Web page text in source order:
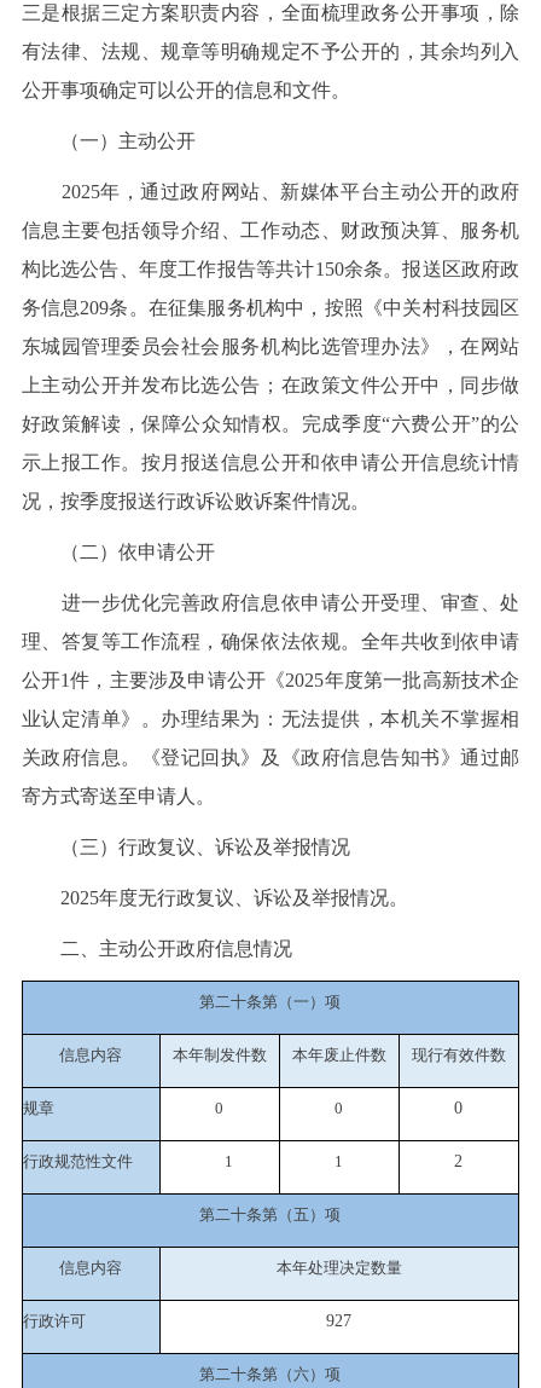
三是根据三定方案职责内容，全面梳理政务公开事项，除
有法律、法规、规章等明确规定不予公开的，其余均列入
公开事项确定可以公开的信息和文件。
（一）主动公开
2025年，通过政府网站、新媒体平台主动公开的政府
信息主要包括领导介绍、工作动态、财政预决算、服务机
构比选公告、年度工作报告等共计150余条。报送区政府政
务信息209条。在征集服务机构中，按照《中关村科技园区
东城园管理委员会社会服务机构比选管理办法》，在网站
上主动公开并发布比选公告；在政策文件公开中，同步做
好政策解读，保障公众知情权。完成季度“六费公开”的公
示上报工作。按月报送信息公开和依申请公开信息统计情
况，按季度报送行政诉讼败诉案件情况。
（二）依申请公开
进一步优化完善政府信息依申请公开受理、审查、处
理、答复等工作流程，确保依法依规。全年共收到依申请
公开1件，主要涉及申请公开《2025年度第一批高新技术企
业认定清单》。办理结果为：无法提供，本机关不掌握相
关政府信息。《登记回执》及《政府信息告知书》通过邮
寄方式寄送至申请人。
（三）行政复议、诉讼及举报情况
2025年度无行政复议、诉讼及举报情况。
二、主动公开政府信息情况
第二十条第（一）项
信息内容 本年制发件数 本年废止件数 现行有效件数
规章 0 0 0
行政规范性文件 1 1 2
第二十条第（五）项
信息内容 本年处理决定数量
行政许可 927
第二十条第（六）项